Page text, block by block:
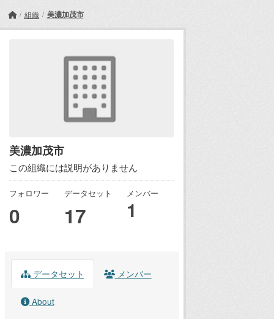
組織 美濃加茂市
美濃加茂市
この組織には説明がありません
フォロワー
0
データセット
17
メンバー
1
データセット メンバー
About